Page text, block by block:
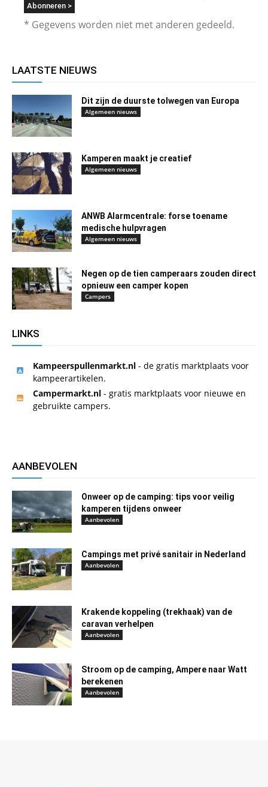
* Gegevens worden niet met anderen gedeeld.
LAATSTE NIEUWS
Dit zijn de duurste tolwegen van Europa
Algemeen nieuws
Kamperen maakt je creatief
Algemeen nieuws
ANWB Alarmcentrale: forse toename
medische hulpvragen
Algemeen nieuws
Negen op de tien camperaars zouden direct
opnieuw een camper kopen
Campers
LINKS
Kampeerspullenmarkt.nl - de gratis marktplaats voor
kampeerartikelen.
Campermarkt.nl - gratis marktplaats voor nieuwe en
gebruikte campers.
AANBEVOLEN
Onweer op de camping: tips voor veilig
kamperen tijdens onweer
Aanbevolen
Campings met privé sanitair in Nederland
Aanbevolen
Krakende koppeling (trekhaak) van de
caravan verhelpen
Aanbevolen
Stroom op de camping, Ampere naar Watt
berekenen
Aanbevolen